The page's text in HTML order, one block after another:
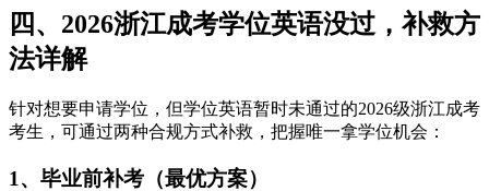
四、2026浙江成考学位英语没过，补救方
法详解
针对想要申请学位，但学位英语暂时未通过的2026级浙江成考
考生，可通过两种合规方式补救，把握唯一拿学位机会：
1、毕业前补考（最优方案）